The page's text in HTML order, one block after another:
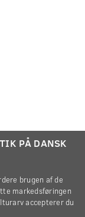
PÅ DANSK
brugen af de
markedsføringen
accepterer du